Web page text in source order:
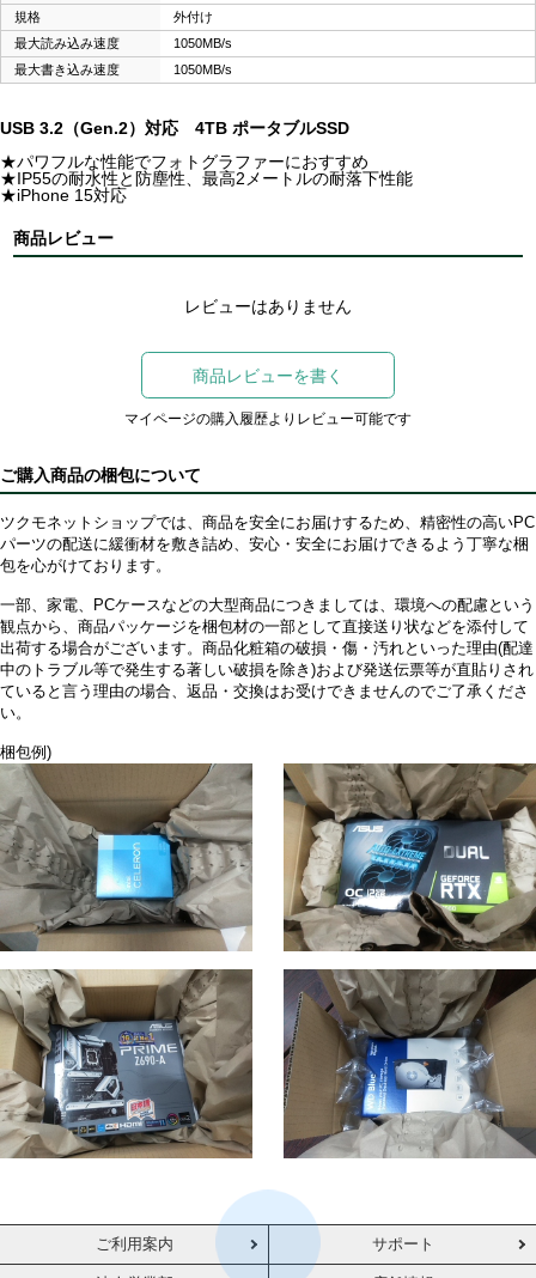
規格
外付け
最大読み込み速度
1050MB/s
最大書き込み速度
1050MB/s
USB 3.2（Gen.2）対応 4TB ポータブルSSD
★パワフルな性能でフォトグラファーにおすすめ
★IP55の耐水性と防塵性、最高2メートルの耐落下性能
★iPhone 15対応
商品レビュー
レビューはありません
商品レビューを書く
マイページの購入履歴よりレビュー可能です
ご購入商品の梱包について
ツクモネットショップでは、商品を安全にお届けするため、精密性の高いPC
パーツの配送に緩衝材を敷き詰め、安心・安全にお届けできるよう丁寧な梱
包を心がけております。
一部、家電、PCケースなどの大型商品につきましては、環境への配慮という
観点から、商品パッケージを梱包材の一部として直接送り状などを添付して
出荷する場合がございます。商品化粧箱の破損・傷・汚れといった理由(配達
中のトラブル等で発生する著しい破損を除き)および発送伝票等が直貼りされ
ていると言う理由の場合、返品・交換はお受けできませんのでご了承くださ
い。
梱包例)
ご利用案内 サポート